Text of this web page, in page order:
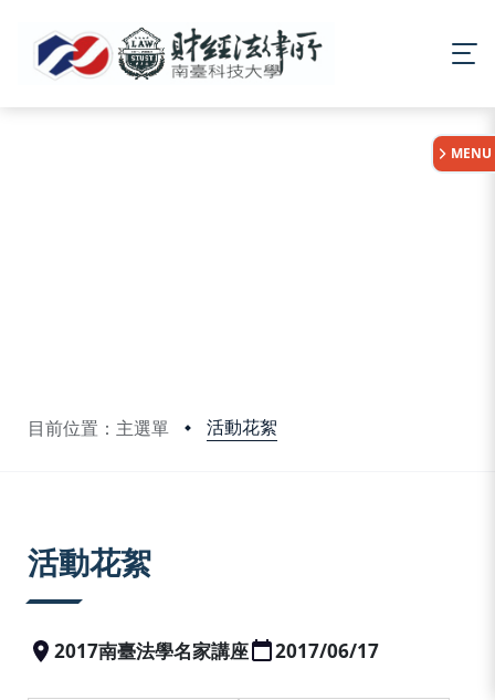
目前位置：主選單 活動花絮
MENU
活動花絮
2017南臺法學名家講座 2017/06/17